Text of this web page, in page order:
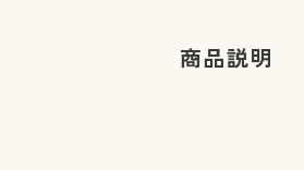
商品説明